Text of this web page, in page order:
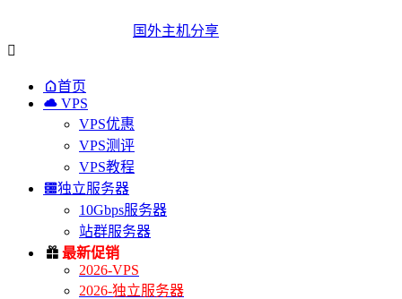
国外主机分享

首页
 VPS
VPS优惠
VPS测评
VPS教程
独立服务器
10Gbps服务器
站群服务器
 最新促销
2026-VPS
2026-独立服务器